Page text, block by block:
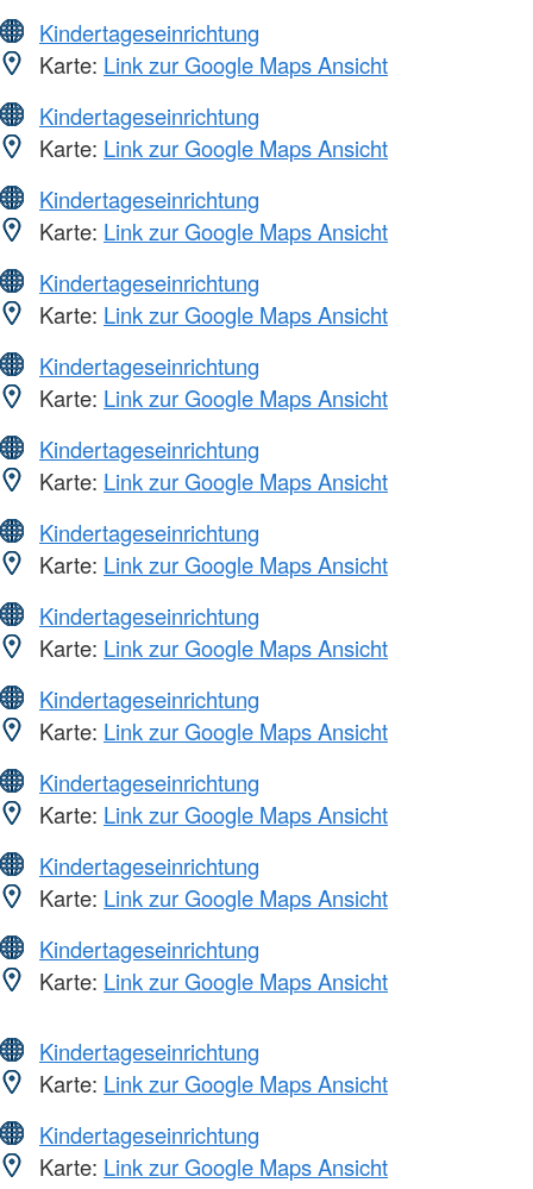
Kindertageseinrichtung
Karte: Link zur Google Maps Ansicht
Kindertageseinrichtung
Karte: Link zur Google Maps Ansicht
Kindertageseinrichtung
Karte: Link zur Google Maps Ansicht
Kindertageseinrichtung
Karte: Link zur Google Maps Ansicht
Kindertageseinrichtung
Karte: Link zur Google Maps Ansicht
Kindertageseinrichtung
Karte: Link zur Google Maps Ansicht
Kindertageseinrichtung
Karte: Link zur Google Maps Ansicht
Kindertageseinrichtung
Karte: Link zur Google Maps Ansicht
Kindertageseinrichtung
Karte: Link zur Google Maps Ansicht
Kindertageseinrichtung
Karte: Link zur Google Maps Ansicht
Kindertageseinrichtung
Karte: Link zur Google Maps Ansicht
Kindertageseinrichtung
Karte: Link zur Google Maps Ansicht
Kindertageseinrichtung
Karte: Link zur Google Maps Ansicht
Kindertageseinrichtung
Karte: Link zur Google Maps Ansicht